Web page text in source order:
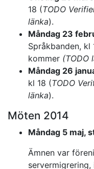
18 (TODO
länka).
Måndag 23
Språkbanden, kl
kommer (TODO
Måndag 26
kl 18 (TODO
länka).
Möten 2014
Måndag 5 maj,
Ämnen var